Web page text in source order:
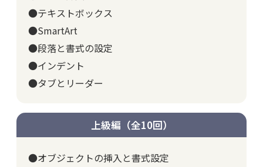
●テキストボックス
●SmartArt
●段落と書式の設定
●インデント
●タブとリーダー
上級編（全10回）
●オブジェクトの挿入と書式設定